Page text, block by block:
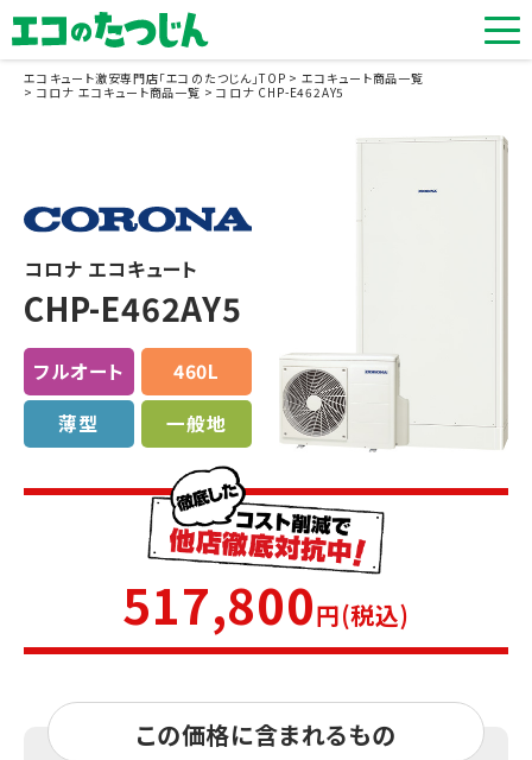
エコキュート激安専門店「エコのたつじん」TOP
エコキュート商品一覧
コロナ エコキュート商品一覧
コロナ CHP-E462AY5
コロナ エコキュート
CHP-E462AY5
フルオート
460L
薄型
一般地
517,800円(税込)
この価格に含まれるもの